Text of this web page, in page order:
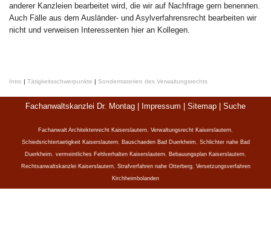
anderer Kanzleien bearbeitet wird, die wir auf Nachfrage gern benennen.
Auch Fälle aus dem Ausländer- und Asylverfahrensrecht bearbeiten wir
nicht und verweisen Interessenten hier an Kollegen.
Intro | Tätigkeitsschwerpunkte | Sondermaterien des Verwaltungsrechts
Fachanwaltskanzlei Dr. Montag | Impressum Sitemap Suche
Fachanwalt Architektenrecht Kaiserslautern, Verwaltungsrecht Kaiserslautern,
Schiedsrichtertaetigkeit Kaiserslautern, Bauschaeden Bad Duerkheim, Schlichter nahe Bad
Duerkheim, vermeintliches Fehlverhalten Kaiserslautern, Bebauungsplan Kaiserslautern,
Rechtsanwaltskanzlei Kaiserslautern, Strafverfahren nahe Otterberg, Versetzungsverfahren
Kirchheimbolanden